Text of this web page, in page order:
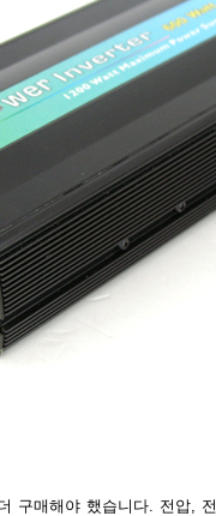
구매해야 했습니다. 전압,